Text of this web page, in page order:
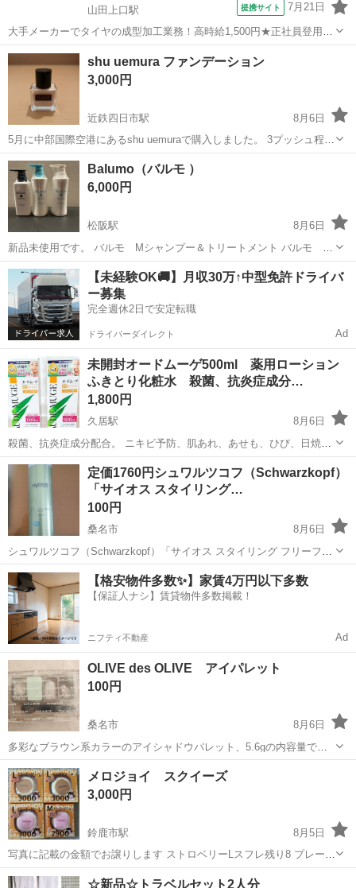
山田上口駅
提携サイト 7月21日
大手メーカーでタイヤの成型加工業務！高時給1,500円★正社員登用制
度あり！ワンルーム寮完備！マイカー通勤OK！無料駐車場あり！《三
重県伊勢市》 人気の工場のお仕事 ◇タイヤの製造◇ トラック・バ
ス・RV車用を中心とした...
三重 伊勢市
shu uemura ファンデーション
3,000円
近鉄四日市駅
8月6日
5月に中部国際空港にあるshu uemuraで購入しました。 3プッシュ程度
使用しました。 残量は9割程度だと思います。 箱はありません。
三重 四日市市
ファンデーション
Balumo（バルモ ）
6,000円
松阪駅
8月6日
新品未使用です。 バルモ Mシャンプー＆トリートメント バルモ F
シャンプー 受け渡しは岡本町か鎌田町になります。
三重 松阪市 松阪駅 ヘアケア トリートメント
【未経験OK🚚】月収30万↑中型免許ドライバ
ー募集
完全週休2日で安定転職
ドライバーダイレクト Ad
未開封オードムーゲ500ml 薬用ローション
ふきとり化粧水 殺菌、抗炎症成分…
1,800円
久居駅
8月6日
殺菌、抗炎症成分配合。 ニキビ予防、肌あれ、あせも、ひび、日焼
け、雪焼け後のほてり等に。 2点あります。 価格は1点の価格になりま
す。 必要数をお知らせください。 これ以上のお値下げはできません。
三重 津市 久居駅 スキンケア
定価1760円シュワルツコフ（Schwarzkopf）
「サイオス スタイリング…
100円
桑名市
8月6日
シュワルツコフ（Schwarzkopf）「サイオス スタイリング フリーフロ
ーイング スプレー」です。 自然な柔らかさを保ちながら、毛先の動き
を表現できるソフトホールドタイプのヘアスプレーです。 定価 １７
６０円...
三重 桑名市 ヘアケア サイオス
【格安物件多数✨】家賃4万円以下多数
【保証人ナシ】賃貸物件多数掲載！
ニフティ不動産 Ad
OLIVE des OLIVE アイパレット
100円
桑名市
8月6日
多彩なブラウン系カラーのアイシャドウパレット、5.6gの内容量で使
いやすい。 - ブランド: OLIVE des OLIVE - モデル名: グリーマーアイ
シャドウ - 色: 03 ブラウン系 - 内容量: 5....
三重 桑名市 メイクアップ
メロジョイ スクイーズ
3,000円
鈴鹿市駅
8月5日
写真に記載の金額でお譲りします ストロベリーLスフレ残り8 プレーン
スフレLクリーミークリーム残り4 ムースクリーム残り4 写真には載っ
三重 鈴鹿市 鈴鹿市駅 メイクアップ スクイーズ
☆新品☆トラベルセット2人分